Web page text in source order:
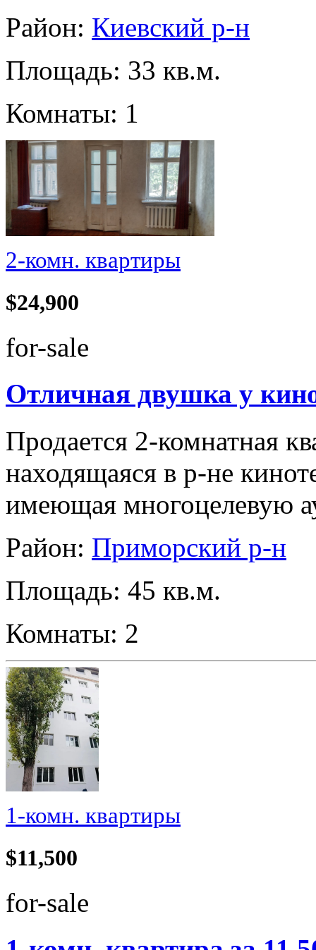
Район: Киевский р-н
Площадь: 33 кв.м.
Комнаты: 1
2-комн. квартиры
$24,900
for-sale
Отличная двушка у
Продается 2-комнатная
находящаяся в р-не
имеющая многоцелевую
Район: Приморский р-н
Площадь: 45 кв.м.
Комнаты: 2
1-комн. квартиры
$11,500
for-sale